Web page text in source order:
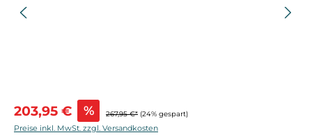
Verkaufspreis:
203,95 € % 267,95 €* (24% gespart)
Preise inkl. MwSt. zzgl. Versandkosten